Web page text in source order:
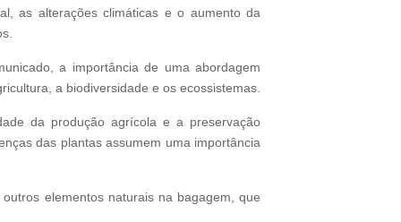
as alterações climáticas e o aumento da
a importância de uma abordagem
a biodiversidade e os ecossistemas.
da produção agrícola e a preservação
das plantas assumem uma importância
elementos naturais na bagagem, que